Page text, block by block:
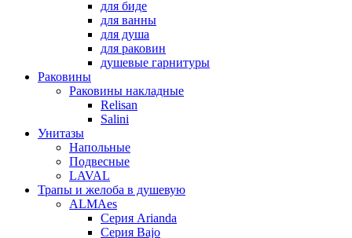
для биде
для ванны
для душа
для раковин
душевые гарнитуры
Раковины
Раковины накладные
Relisan
Salini
Унитазы
Напольные
Подвесные
LAVAL
Трапы и желоба в душевую
ALMAes
Серия Arianda
Серия Bajo